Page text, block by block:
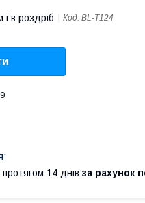
і в роздріб Код: BL-T124
14 днів за рахунок